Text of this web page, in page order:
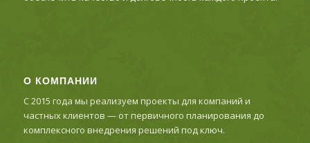
О КОМПАНИИ
С 2015 года мы реализуем проекты для компаний и
частных клиентов — от первичного планирования до
комплексного внедрения решений под ключ.